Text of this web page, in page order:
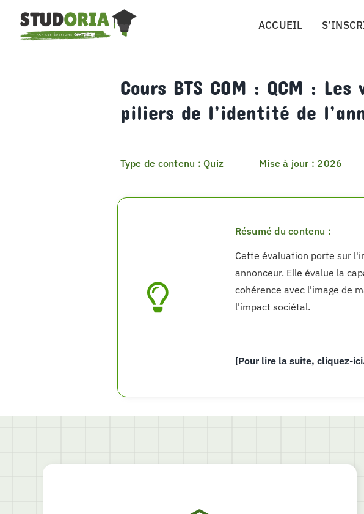
contenu
ACCUEIL
Cours BTS COM : QCM :
piliers de l’identité de
Type de contenu : Quiz Mise à jour : 2026
Résumé du contenu :
Cette évaluation porte sur
annonceur. Elle évalue la
cohérence avec l'image de
l'impact sociétal.
[Pour lire la suite, cliquez-